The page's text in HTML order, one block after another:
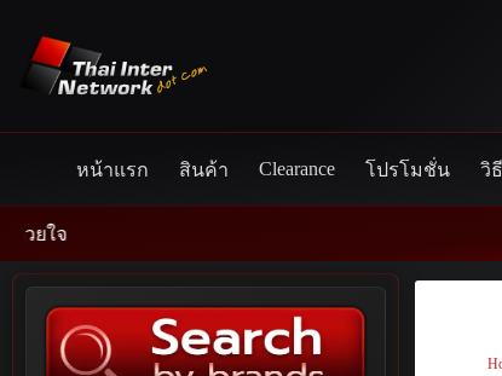
content
หน้าแรก สินค้า Clearance โปรโมชั่น วิ